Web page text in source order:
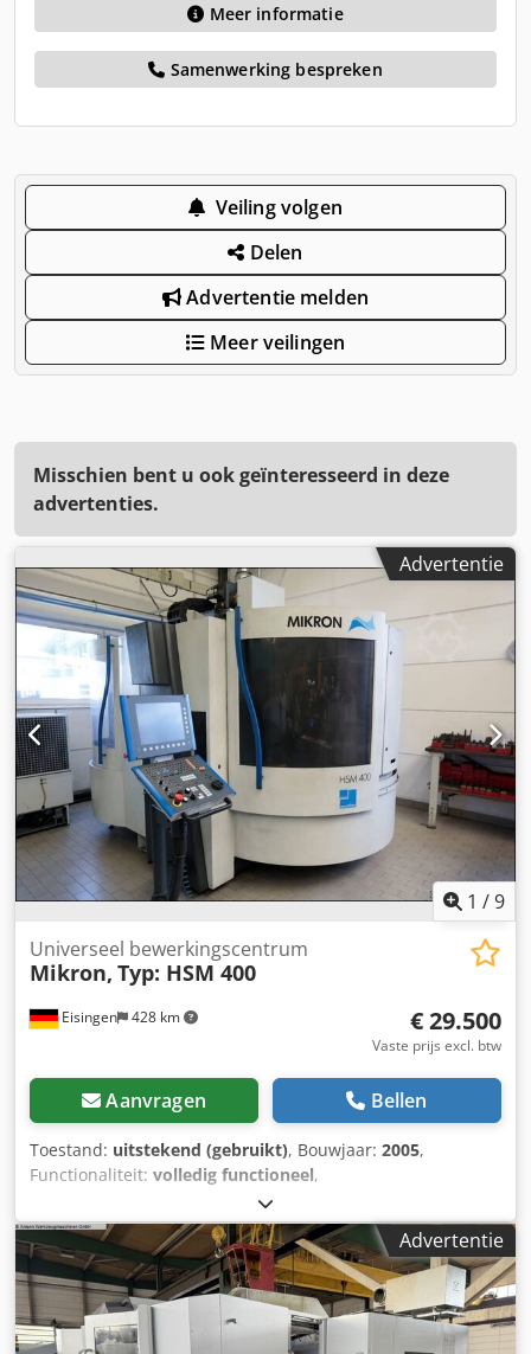
Meer informatie
Samenwerking bespreken
Veiling volgen
Delen
Advertentie melden
Meer veilingen
Misschien bent u ook geïnteresseerd in deze
advertenties.
Advertentie
1 /9
Eisingen 428 km
Universeel bewerkingscentrum
Mikron, Typ: HSM 400
€ 29.500
Vaste prijs excl. btw
Aanvragen Bellen
Toestand: uitstekend (gebruikt), Bouwjaar: 2005,
Functionaliteit: volledig functioneel,
Serien-Nr.: 107.84.00.188,
CNC-bewerkingscentrum, fabrikant: Mikron, type: HSM
400, bouwjaar: 2005 Serienummer: 107.84.00.188,
verplaatsingsbereiken (x/y/z-as): 400x450x350 mm,
gereedschapshouder: HKS40E, max. spindeltoerental:
30.000 toeren/min., spindelaandrijving: 13 kW, afgelezen
bedrijfs-/belastinguren: 44.899/32.369 (13.350 spindeltijd
Advertentie